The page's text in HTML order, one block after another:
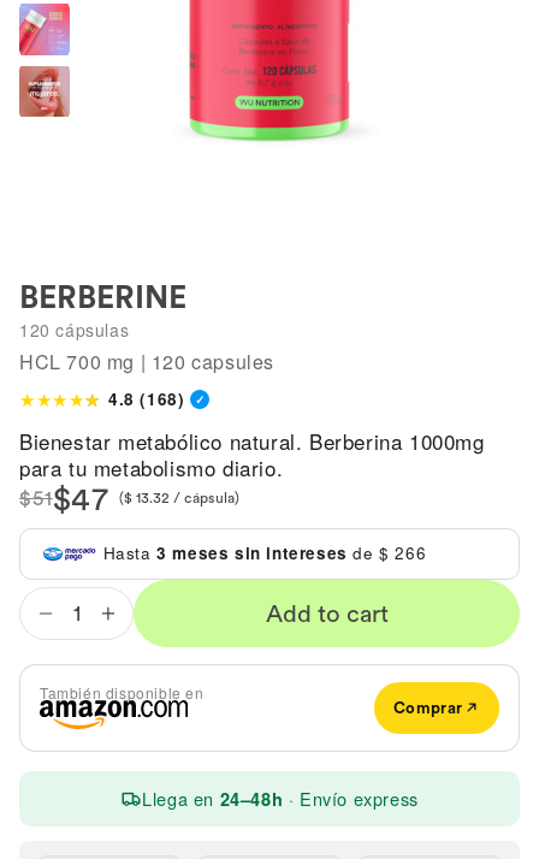
428 reseñas
Ashwagandha
view
Open
media
in
gallery
BERBERINE
120 cápsulas
HCL 700 mg | 120 capsules
★★★★★
☆ 4.8 (168)
Bienestar metabólico natural. Berberina 1000mg
para tu metabolismo diario.
$51$47 ($ 13.32 / cápsula)
Hasta3 meses sin intereses de$ 266
Decrease
for
BERBERINE
HCL
mg
Increase
quantity
BERBERINE
700
Add to cart
También disponible en
Comprar
Llega en 24–48h · Envío express